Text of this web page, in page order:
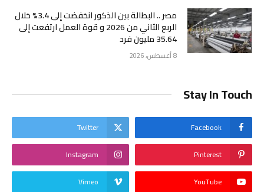
مصر .. البطالة بين الذكور انخفضت إلى 3.4% خلال
الربع الثاني من 2026 و قوة العمل ارتفعت إلى
35.64 مليون فرد
8 أغسطس، 2026
Stay In Touch
Facebook
Twitter
Pinterest
Instagram
YouTube
Vimeo